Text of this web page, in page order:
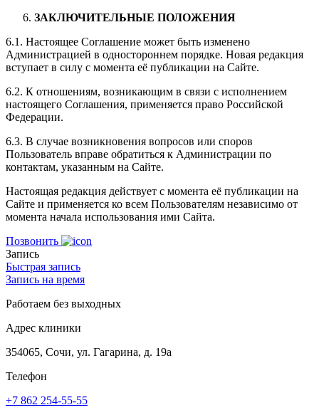
ЗАКЛЮЧИТЕЛЬНЫЕ ПОЛОЖЕНИЯ
6.1. Настоящее Соглашение может быть изменено
Администрацией в одностороннем порядке. Новая редакция
вступает в силу с момента её публикации на Сайте.
6.2. К отношениям, возникающим в связи с исполнением
настоящего Соглашения, применяется право Российской
Федерации.
6.3. В случае возникновения вопросов или споров
Пользователь вправе обратиться к Администрации по
контактам, указанным на Сайте.
Настоящая редакция действует с момента её публикации на
Сайте и применяется ко всем Пользователям независимо от
момента начала использования ими Сайта.
Позвонить
Запись
Быстрая запись
Запись на время
Работаем без выходных
Адрес клиники
354065, Сочи, ул. Гагарина, д. 19а
Телефон
+7 862 254-55-55